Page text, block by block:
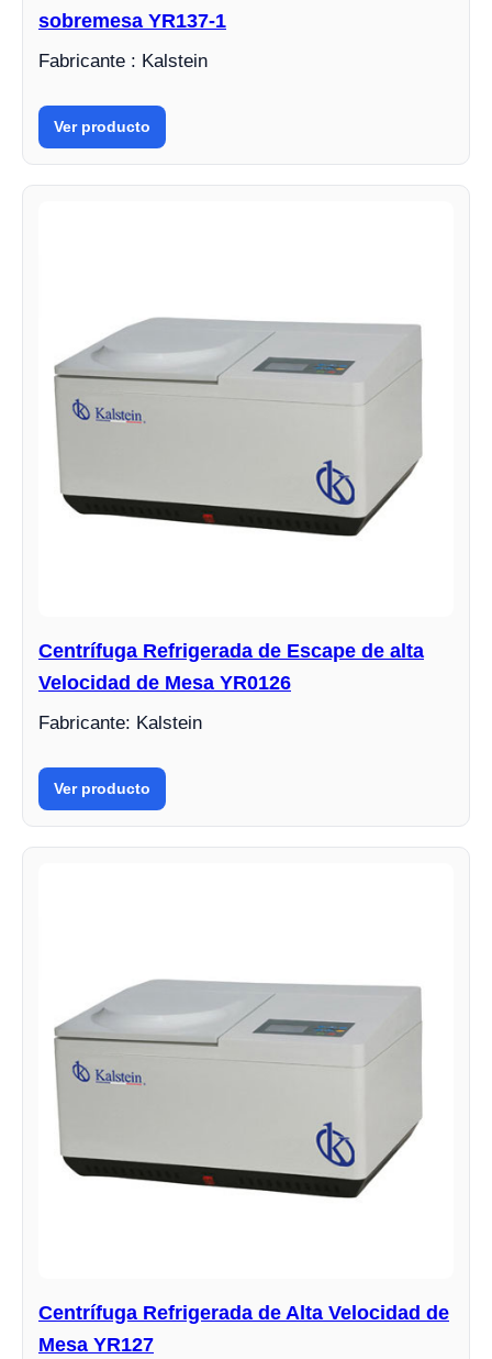
sobremesa YR137-1
Fabricante : Kalstein
Ver producto
Centrífuga Refrigerada de Escape de alta
Velocidad de Mesa YR0126
Fabricante: Kalstein
Ver producto
Centrífuga Refrigerada de Alta Velocidad de
Mesa YR127